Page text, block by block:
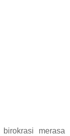
merasa